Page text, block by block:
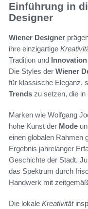
Einführung in
Designer
Wiener Designer
ihre einzigartige
Tradition und Innovation
Die Styles der Wiener
für klassische Eleganz,
Trends zu setzen, die in
Marken wie Wolfgang
hohe Kunst der Mode
einen globalen Rahmen
Ergebnis jahrelanger
Geschichte der Stadt.
das Spektrum durch
Handwerk mit
Die lokale Kreativität